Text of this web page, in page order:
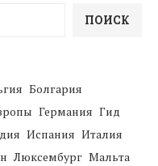
ПОИСК
Болгария
Германия Гид
Испания Италия
Люксембург Мальта